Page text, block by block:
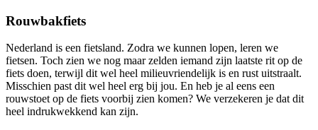
Rouwbakfiets
Nederland is een fietsland. Zodra we kunnen lopen, leren we
fietsen. Toch zien we nog maar zelden iemand zijn laatste rit op de
fiets doen, terwijl dit wel heel milieuvriendelijk is en rust uitstraalt.
Misschien past dit wel heel erg bij jou. En heb je al eens een
rouwstoet op de fiets voorbij zien komen? We verzekeren je dat dit
heel indrukwekkend kan zijn.